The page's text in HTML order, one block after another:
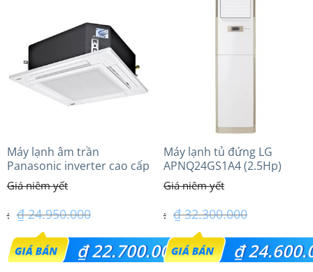
₫ 6.850.000.
Máy lạnh âm trần
Panasonic inverter cao cấp
(2.0 Hp) S-1821PU3HA/U-
18PRH1H5
₫24.950.000
Giá
gốc
₫22.700.000
Máy lạnh tủ đứng LG
APNQ24GS1A4 (2.5Hp)
Inverter
₫32.300.000
Giá
gốc
₫